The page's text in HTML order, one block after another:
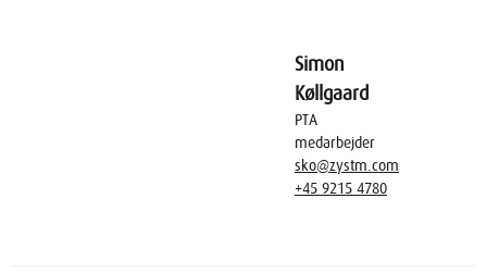
Simon
Køllgaard
PTA
medarbejder
sko@zystm.com
+45 9215 4780